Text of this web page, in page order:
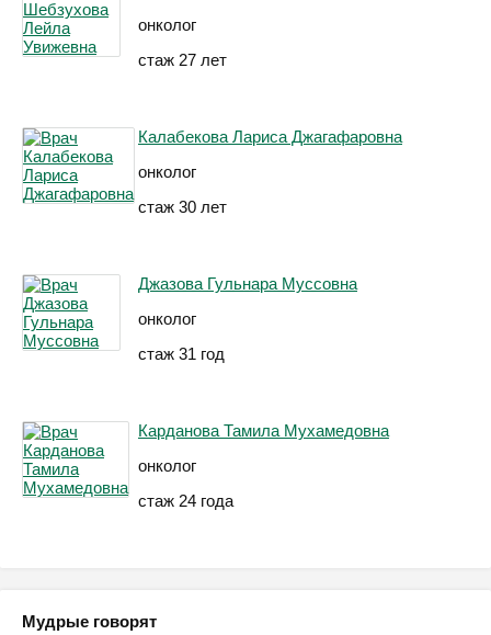
онколог
стаж 27 лет
Калабекова Лариса Джагафаровна
онколог
стаж 30 лет
Джазова Гульнара Муссовна
онколог
стаж 31 год
Карданова Тамила Мухамедовна
онколог
стаж 24 года
Мудрые говорят